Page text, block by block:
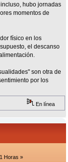
hubo jornadas
momentos de
físico en los
el descanso
son otra de
por los
En línea
Horas »